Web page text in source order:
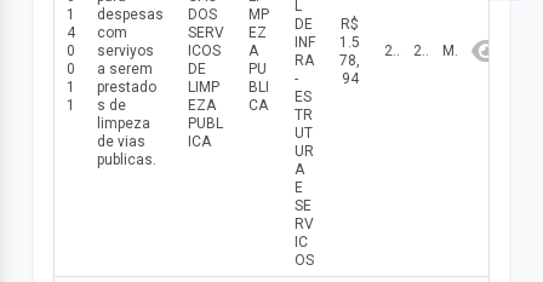
1
4
0
0
1
1
despesas
com
serviуos
a serem
prestado
s de
limpeza
de vias
publicas.
DOS
SERV
ICOS
DE
LIMP
EZA
PUBL
ICA
MP
EZ
A
PU
BLI
CA
L
DE
INF
RA
-
ES
TR
UT
UR
A
E
SE
RV
IC
OS
R$
1.5
78,
94
20/05/2026 2026 Maio